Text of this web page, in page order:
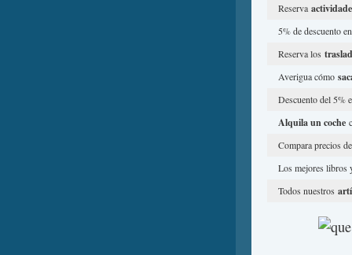
Reserva
5% de descuento
Reserva los
Averigua cómo
Descuento del 5%
Alquila un coche
Compara precios
Los mejores
Todos nuestros